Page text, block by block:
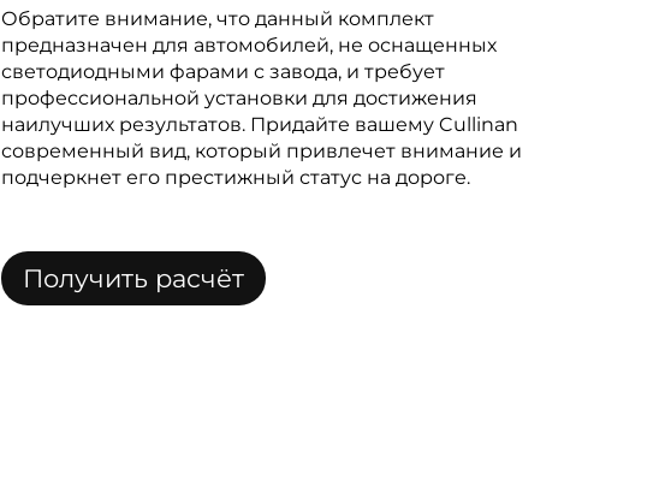
Обратите внимание, что данный комплект
предназначен для автомобилей, не оснащенных
светодиодными фарами с завода, и требует
профессиональной установки для достижения
наилучших результатов. Придайте вашему Cullinan
современный вид, который привлечет внимание и
подчеркнет его престижный статус на дороге.
Получить расчёт